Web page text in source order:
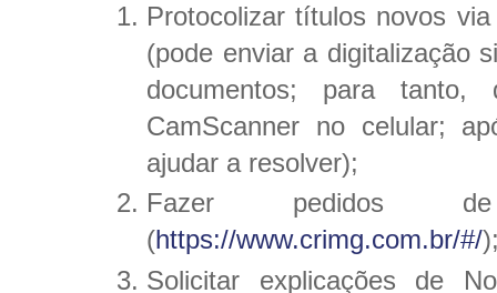
Protocolizar títulos novos
(pode enviar a digitalização
documentos; para
CamScanner no celular;
ajudar a resolver);
Fazer pedidos
(https://www.crimg.com.br/#/
Solicitar explicações de